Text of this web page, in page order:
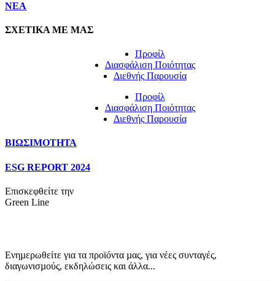
NEA
ΣΧΕΤΙΚΑ ΜΕ ΜΑΣ
Προφίλ
Διασφάλιση Ποιότητας
Διεθνής Παρουσία
Προφίλ
Διασφάλιση Ποιότητας
Διεθνής Παρουσία
ΒΙΩΣΙΜΟΤΗΤΑ
ESG REPORT 2024
Επισκεφθείτε την
Green Line
Ενηµερωθείτε για τα προϊόντα µας, για νέες συνταγές,
διαγωνισµούς, εκδηλώσεις και άλλα...